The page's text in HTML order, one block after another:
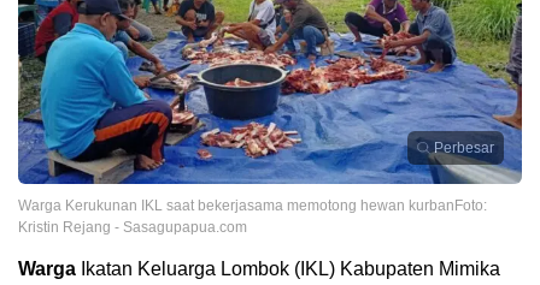
Perbesar
Warga Kerukunan IKL saat bekerjasama memotong hewan kurbanFoto:
Kristin Rejang - Sasagupapua.com
Warga Ikatan Keluarga Lombok (IKL) Kabupaten Mimika